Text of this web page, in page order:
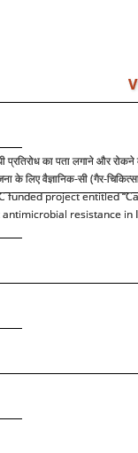
प्रतिरोध का पता लगाने और
के लिए वैज्ञानिक-सी (गैर-
funded project entitled
resistance in